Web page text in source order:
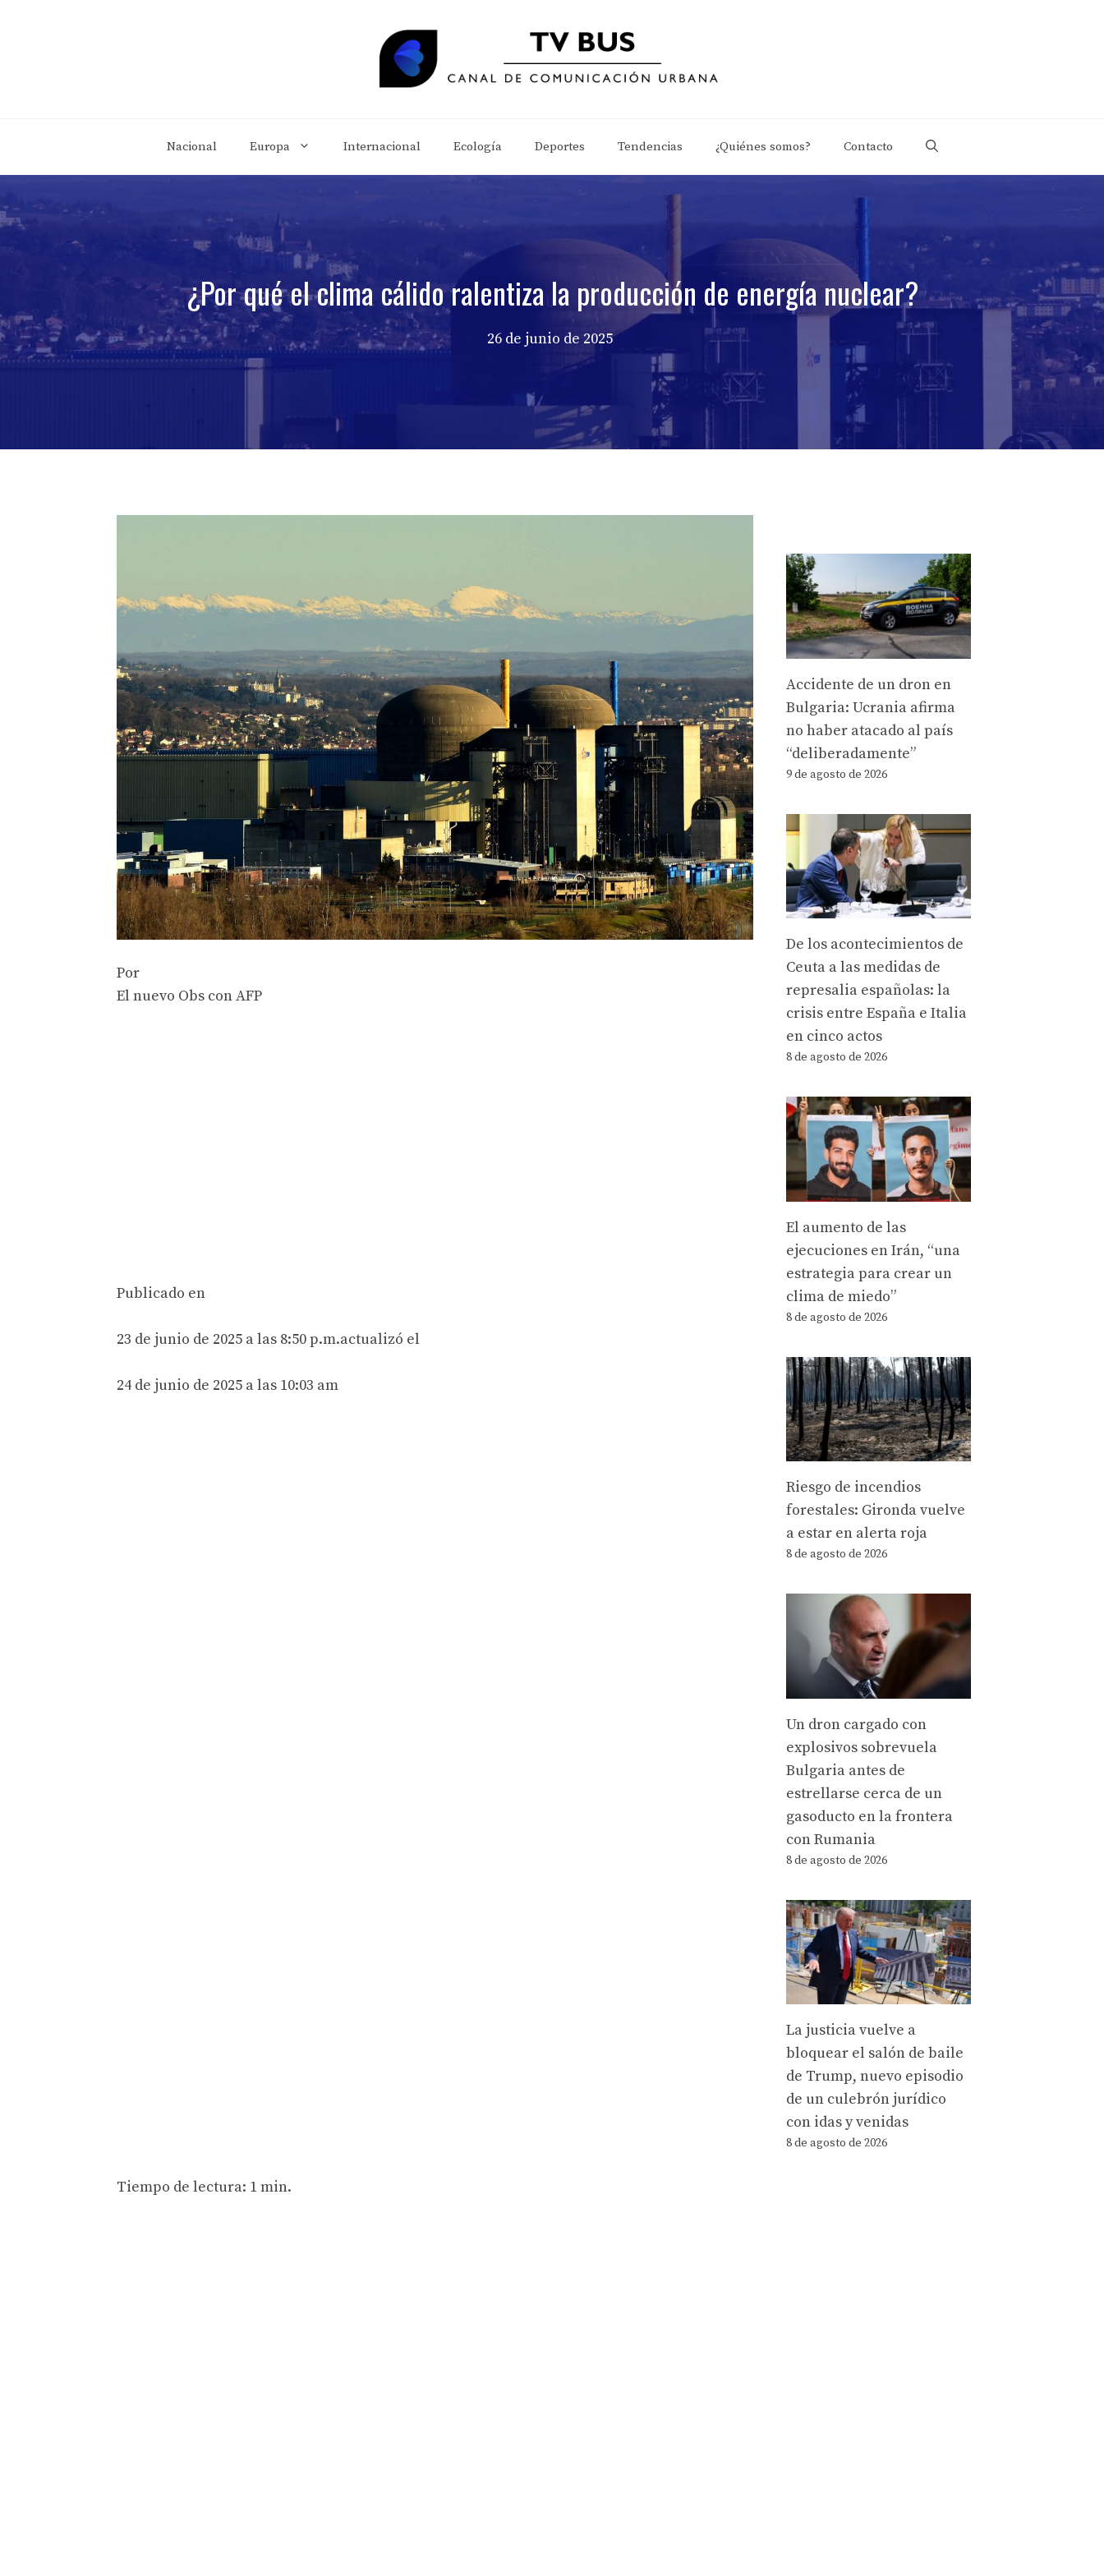
Nacional Europa Internacional Ecología Deportes Tendencias ¿Quiénes somos? Contacto
¿Por qué el clima cálido ralentiza la producción de energía nuclear?
26 de junio de 2025
Por
El nuevo Obs con AFP
Publicado en
23 de junio de 2025 a las 8:50 p.m.actualizó el
24 de junio de 2025 a las 10:03 am
Tiempo de lectura: 1 min.
Accidente de un dron en
Bulgaria: Ucrania afirma
no haber atacado al país
“deliberadamente”
9 de agosto de 2026
De los acontecimientos de
Ceuta a las medidas de
represalia españolas: la
crisis entre España e Italia
en cinco actos
8 de agosto de 2026
El aumento de las
ejecuciones en Irán, “una
estrategia para crear un
clima de miedo”
8 de agosto de 2026
Riesgo de incendios
forestales: Gironda vuelve
a estar en alerta roja
8 de agosto de 2026
Un dron cargado con
explosivos sobrevuela
Bulgaria antes de
estrellarse cerca de un
gasoducto en la frontera
con Rumania
8 de agosto de 2026
La justicia vuelve a
bloquear el salón de baile
de Trump, nuevo episodio
de un culebrón jurídico
con idas y venidas
8 de agosto de 2026